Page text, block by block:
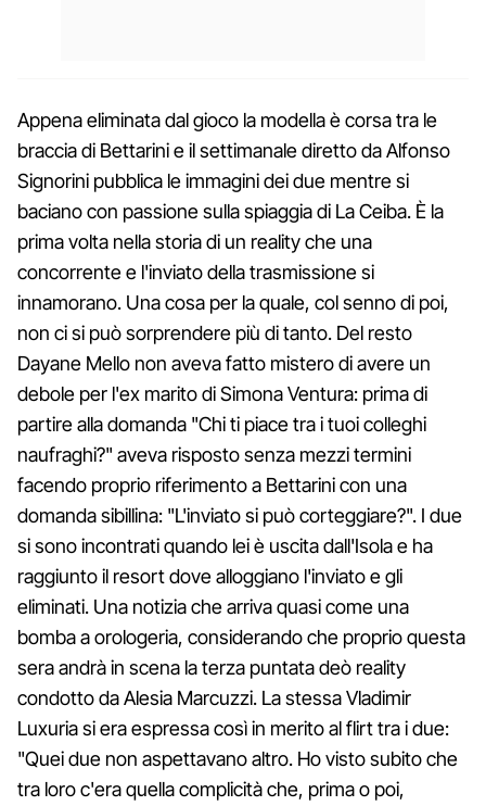
Appena eliminata dal gioco la modella è corsa tra le
braccia di Bettarini e il settimanale diretto da Alfonso
Signorini pubblica le immagini dei due mentre si
baciano con passione sulla spiaggia di La Ceiba. È la
prima volta nella storia di un reality che una
concorrente e l'inviato della trasmissione si
innamorano. Una cosa per la quale, col senno di poi,
non ci si può sorprendere più di tanto. Del resto
Dayane Mello non aveva fatto mistero di avere un
debole per l'ex marito di Simona Ventura: prima di
partire alla domanda "Chi ti piace tra i tuoi colleghi
naufraghi?" aveva risposto senza mezzi termini
facendo proprio riferimento a Bettarini con una
domanda sibillina: "L'inviato si può corteggiare?". I due
si sono incontrati quando lei è uscita dall'Isola e ha
raggiunto il resort dove alloggiano l'inviato e gli
eliminati. Una notizia che arriva quasi come una
bomba a orologeria, considerando che proprio questa
sera andrà in scena la terza puntata deò reality
condotto da Alesia Marcuzzi. La stessa Vladimir
Luxuria si era espressa così in merito al flirt tra i due:
"Quei due non aspettavano altro. Ho visto subito che
tra loro c'era quella complicità che, prima o poi,